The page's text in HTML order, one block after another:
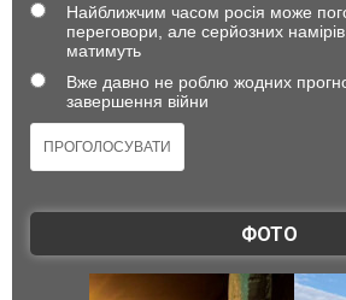
Найближчим часом росія може
переговори, але серйозних
матимуть
Вже давно не роблю жодних
завершення війни
ФОТО